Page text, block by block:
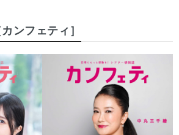
ンフェティ］